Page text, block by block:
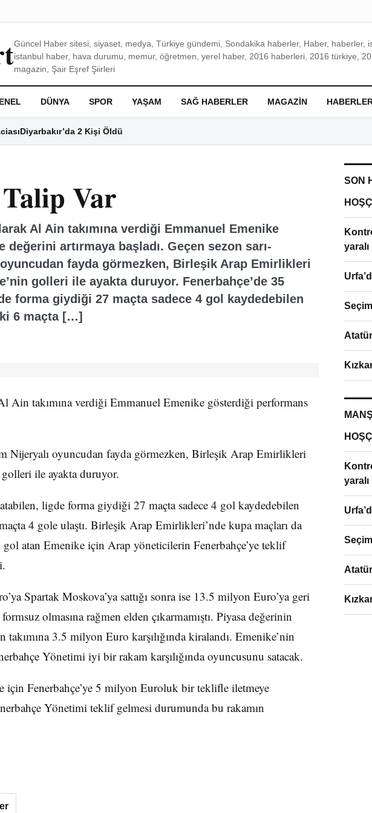
Güncel Haber sitesi, siyaset, medya, Türkiye gündemi, Sondakika haberler, Haber, haberler,
istanbul haber, hava durumu, memur, öğretmen, yerel haber, 2016 haberleri, 2016 türkiye,
magazin, Şair Eşref Şiirleri
DÜNYA SPOR YAŞAM SAĞ HABERLER MAGAZIN
Diyarbakır’da 2 Kişi Öldü
Talip Var
Al Ain takımına verdiği Emmanuel Emenike
artırmaya başladı. Geçen sezon sarı-
fayda görmezken, Birleşik Arap Emirlikleri
golleri ile ayakta duruyor. Fenerbahçe’de 35
forma giydiği 27 maçta sadece 4 gol kaydedebilen
6 maçta […]
Ain takımına verdiği Emmanuel Emenike gösterdiği performans
Nijeryalı oyuncudan fayda görmezken, Birleşik Arap Emirlikleri
ile ayakta duruyor.
ligde forma giydiği 27 maçta sadece 4 gol kaydedebilen
4 gole ulaştı. Birleşik Arap Emirlikleri’nde kupa maçları da
atan Emenike için Arap yöneticilerin Fenerbahçe’ye teklif
Spartak Moskova’ya sattığı sonra ise 13.5 milyon Euro’ya geri
olmasına rağmen elden çıkarmamıştı. Piyasa değerinin
3.5 milyon Euro karşılığında kiralandı. Emenike’nin
Yönetimi iyi bir rakam karşılığında oyuncusunu satacak.
Fenerbahçe’ye 5 milyon Euroluk bir teklifle iletmeye
Yönetimi teklif gelmesi durumunda bu rakamın
SON
yaralı
yaralı